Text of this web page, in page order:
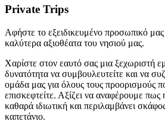
Private Trips
Αφήστε το εξειδικευμένο προσωπικό
καλύτερα αξιοθέατα του νησιού μας.
Χαρίστε στον εαυτό σας μια ξεχωριστή
δυνατότητα να συμβουλευτείτε και να
ομάδα μας για όλους τους προορισμούς
επισκεφτείτε. Αξίζει να αναφέρουμε πως
καθαρά ιδιωτική και περιλαμβάνει
καπετάνιο.